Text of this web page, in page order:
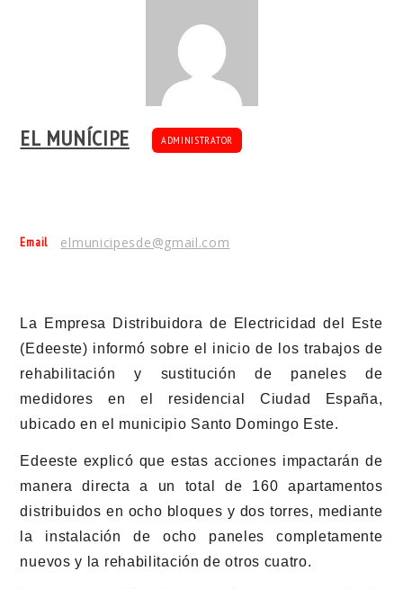
EL MUNÍCIPE ADMINISTRATOR
Email elmunicipesde@gmail.com
La Empresa Distribuidora de Electricidad del Este
(Edeeste) informó sobre el inicio de los trabajos de
rehabilitación y sustitución de paneles de
medidores en el residencial Ciudad España,
ubicado en el municipio Santo Domingo Este.
Edeeste explicó que estas acciones impactarán de
manera directa a un total de 160 apartamentos
distribuidos en ocho bloques y dos torres, mediante
la instalación de ocho paneles completamente
nuevos y la rehabilitación de otros cuatro.